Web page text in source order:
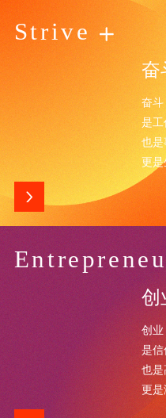
Strive
奋
奋斗
是工
也是
更是
创
创业
是信
也是
更是